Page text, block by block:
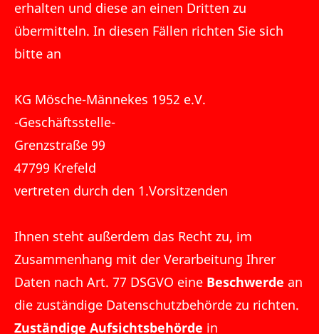
erhalten und diese an einen Dritten zu
übermitteln. In diesen Fällen richten Sie sich
bitte an
KG Mösche-Männekes 1952 e.V.
-Geschäftsstelle-
Grenzstraße 99
47799 Krefeld
vertreten durch den 1.Vorsitzenden
Ihnen steht außerdem das Recht zu, im
Zusammenhang mit der Verarbeitung Ihrer
Daten nach Art. 77 DSGVO eine Beschwerde an
die zuständige Datenschutzbehörde zu richten.
Zuständige Aufsichtsbehörde in